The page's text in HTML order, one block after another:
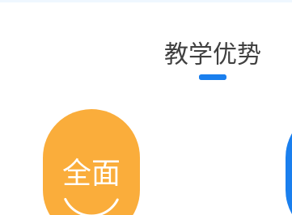
教学优势
全面